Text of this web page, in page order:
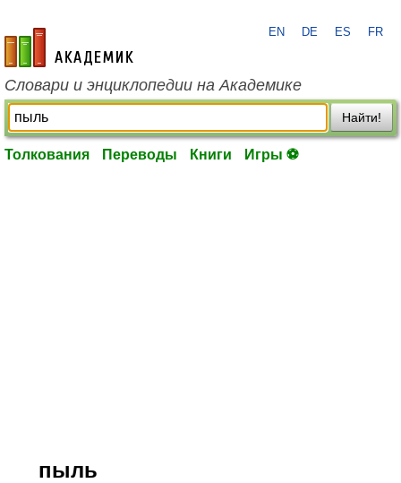
academic.ru
EN DE ES FR
Словари и энциклопедии на Академике
Найти!
Толкования Переводы Книги Игры ⚽
пыль